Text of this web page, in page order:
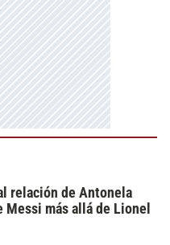
relación de Antonela
Messi más allá de Lionel